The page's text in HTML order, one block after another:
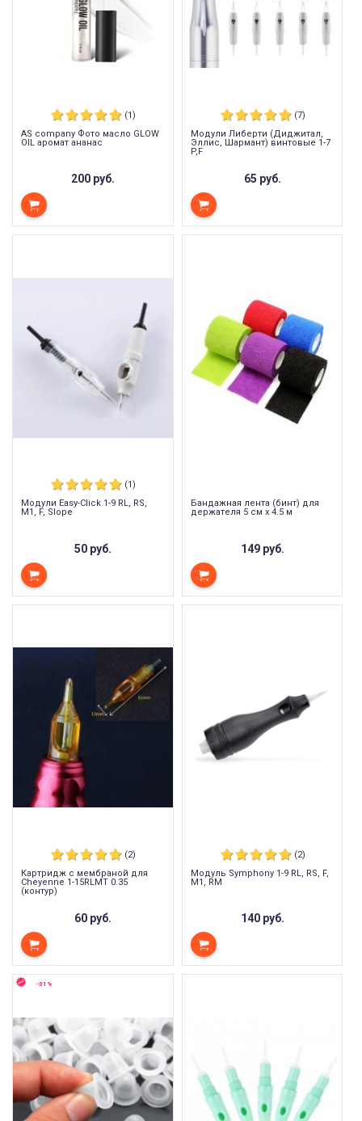
(1)
AS company Фото масло GLOW
OIL аромат ананас
200 руб.
(7)
Модули Либерти (Диджитал,
Эллис, Шармант) винтовые 1-7
P,F
65 руб.
(1)
Модули Easy-Click 1-9 RL, RS,
M1, F, Slope
50 руб.
Бандажная лента (бинт) для
держателя 5 см х 4.5 м
149 руб.
(2)
Картридж с мембраной для
Cheyenne 1-15RLMT 0.35
(контур)
60 руб.
(2)
Модуль Symphony 1-9 RL, RS, F,
M1, RM
140 руб.
-31%